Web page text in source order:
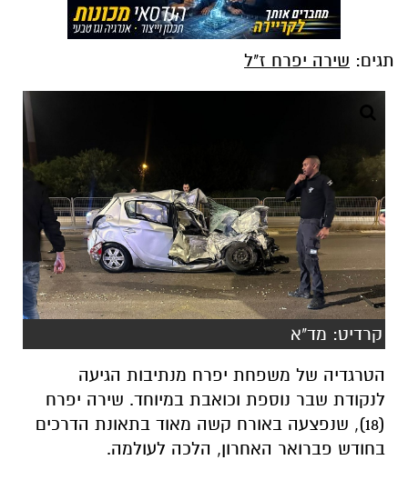
תגים: שירה יפרח ז"ל
קרדיט: מד"א
הטרגדיה של משפחת יפרח מנתיבות הגיעה
לנקודת שבר נוספת וכואבת במיוחד. שירה יפרח
(18), שנפצעה באורח קשה מאוד בתאונת הדרכים
בחודש פברואר האחרון, הלכה לעולמה.